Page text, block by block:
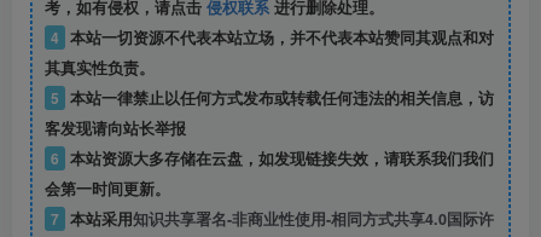
考，如有侵权，请点击 侵权联系 进行删除处理。
4 本站一切资源不代表本站立场，并不代表本站赞同其观点和对
其真实性负责。
5 本站一律禁止以任何方式发布或转载任何违法的相关信息，访
客发现请向站长举报
6 本站资源大多存储在云盘，如发现链接失效，请联系我们我们
会第一时间更新。
7 本站采用知识共享署名-非商业性使用-相同方式共享4.0国际许